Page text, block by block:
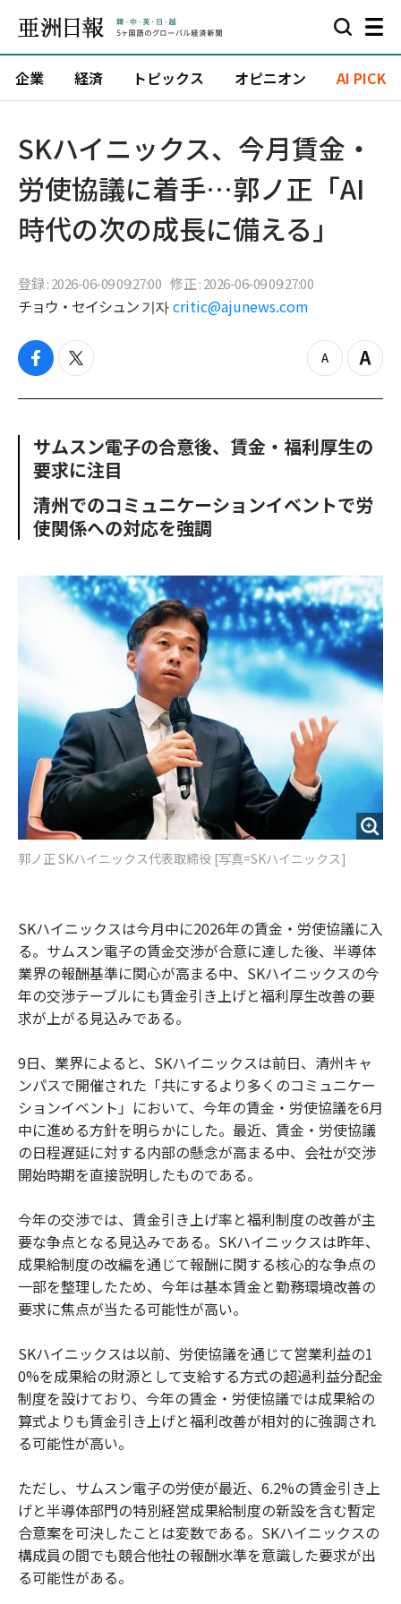
企業 経済 トピックス オピニオン AI PICK
SKハイニックス、今月賃金・
労使協議に着手…郭ノ正「AI
時代の次の成長に備える」
登録 : 2026-06-09 09:27:00 修正 : 2026-06-09 09:27:00
チョウ・セイシュン 기자 critic@ajunews.com
f
c
o
o
k
t
i
e
r
z
o
u
Z
o
n
サムスン電子の合意後、賃金・福利厚生の
要求に注目
清州でのコミュニケーションイベントで労
使関係への対応を強調
郭ノ正 SKハイニックス代表取締役 [写真=SKハイニックス]
SKハイニックスは今月中に2026年の賃金・労使協議に入
る。サムスン電子の賃金交渉が合意に達した後、半導体
業界の報酬基準に関心が高まる中、SKハイニックスの今
年の交渉テーブルにも賃金引き上げと福利厚生改善の要
求が上がる見込みである。
9日、業界によると、SKハイニックスは前日、清州キャ
ンパスで開催された「共にするより多くのコミュニケー
ションイベント」において、今年の賃金・労使協議を6月
中に進める方針を明らかにした。最近、賃金・労使協議
の日程遅延に対する内部の懸念が高まる中、会社が交渉
開始時期を直接説明したものである。
今年の交渉では、賃金引き上げ率と福利制度の改善が主
要な争点となる見込みである。SKハイニックスは昨年、
成果給制度の改編を通じて報酬に関する核心的な争点の
一部を整理したため、今年は基本賃金と勤務環境改善の
要求に焦点が当たる可能性が高い。
SKハイニックスは以前、労使協議を通じて営業利益の1
0%を成果給の財源として支給する方式の超過利益分配金
制度を設けており、今年の賃金・労使協議では成果給の
算式よりも賃金引き上げと福利改善が相対的に強調され
る可能性が高い。
ただし、サムスン電子の労使が最近、6.2%の賃金引き上
げと半導体部門の特別経営成果給制度の新設を含む暫定
合意案を可決したことは変数である。SKハイニックスの
構成員の間でも競合他社の報酬水準を意識した要求が出
る可能性がある。